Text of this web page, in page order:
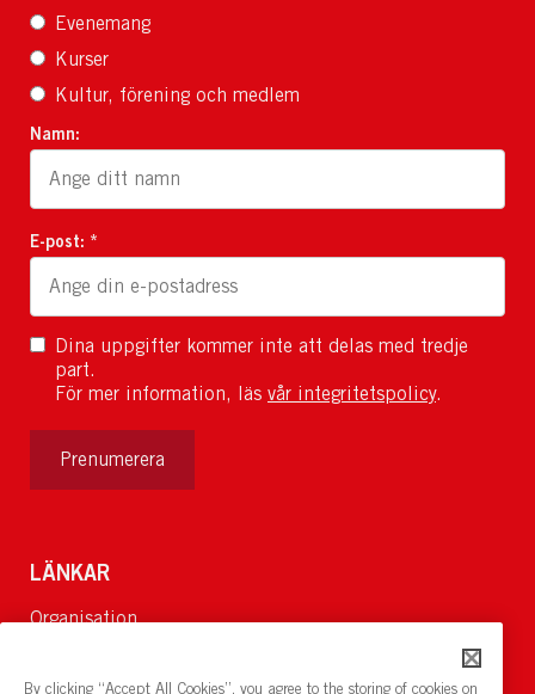
Evenemang
Kurser
Kultur, förening och medlem
Namn:
E-post: *
Dina uppgifter kommer inte att delas med tredje
part.
För mer information, läs vår integritetspolicy.
Prenumerera
LÄNKAR
Organisation
Lediga jobb
By clicking “Accept All Cookies”, you agree to the storing of cookies on